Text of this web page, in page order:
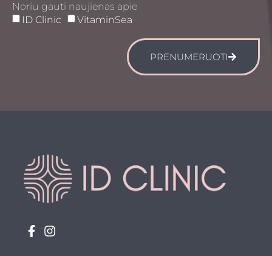
Noriu gauti naujienas apie
ID Clinic
VitaminSea
PRENUMERUOTI